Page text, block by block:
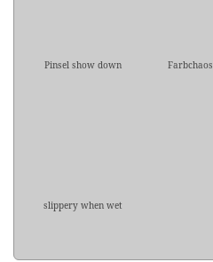
Pinsel show down Farbchaos
slippery when wet